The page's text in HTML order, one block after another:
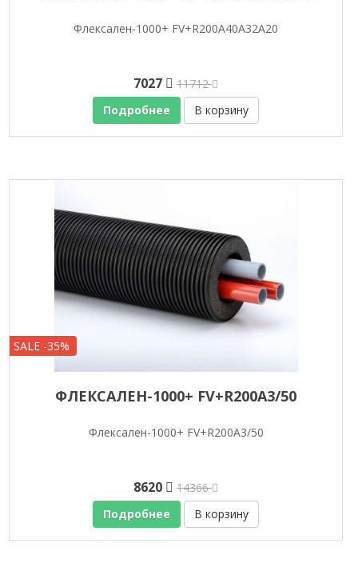
Флексален-1000+ FV+R200A40A32A20
7027
11712
Подробнее
В корзину
SALE -35%
ФЛЕКСАЛЕН-1000+ FV+R200A3/50
Флексален-1000+ FV+R200A3/50
8620
14366
Подробнее
В корзину